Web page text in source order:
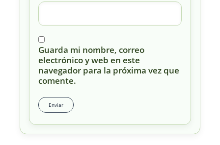
Guarda mi nombre, correo
electrónico y web en este
navegador para la próxima vez que
comente.